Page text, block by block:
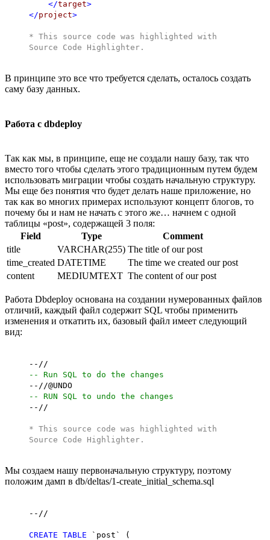
</target>
</project>
* This source code was highlighted with
Source Code Highlighter .
В принципе это все что требуется сделать, осталось создать
саму базу данных.
Работа с dbdeploy
Так как мы, в принципе, еще не создали нашу базу, так что
вместо того чтобы сделать этого традиционным путем будем
использовать миграции чтобы создать начальную структуру.
Мы еще без понятия что будет делать наше приложение, но
так как во многих примерах используют концепт блогов, то
почему бы и нам не начать с этого же… начнем с одной
таблицы «post», содержащей 3 поля:
Field
Type
Comment
title
VARCHAR(255) The title of our post
time_created DATETIME
The time we created our post
content
MEDIUMTEXT The content of our post
Работа Dbdeploy основана на создании нумерованных файлов
отличий, каждый файл содержит SQL чтобы применить
изменения и откатить их, базовый файл имеет следующий
вид:
--//
-- Run SQL to do the changes
--//@UNDO
-- RUN SQL to undo the changes
--//
* This source code was highlighted with
Source Code Highlighter .
Мы создаем нашу первоначальную структуру, поэтому
положим дамп в db/deltas/1-create_initial_schema.sql
--//
CREATE TABLE `post` (